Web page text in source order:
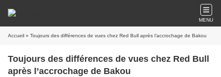
MENU
Accueil » Toujours des différences de vues chez Red Bull après l’accrochage de Bakou
Toujours des différences de vues chez Red Bull
après l’accrochage de Bakou